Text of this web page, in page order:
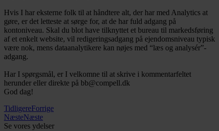
Hvis I har eksterne folk til at håndtere alt, der har med Analytics at
gøre, er det letteste at sørge for, at de har fuld adgang på
kontoniveau. Skal du blot have tilknyttet et bureau til markedsføring
af et enkelt website, vil redigeringsadgang på ejendomsniveau typisk
være nok, mens dataanalytikere kan nøjes med “læs og analysér”-
adgang.
Har I spørgsmål, er I velkomne til at skrive i kommentarfeltet
herunder eller direkte på bb@compell.dk
God dag!
TidligereForrige
NæsteNæste
Se vores ydelser